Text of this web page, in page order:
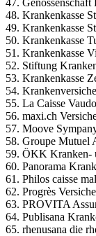
48. Krankenkasse
49. Krankenkasse
50. Krankenkasse
51. Krankenkasse
52. Stiftung
53. Krankenkasse
54.
55. La Caisse
56. maxi.ch
57. Moove
58. Groupe Mutuel
59. ÖKK Kranken-
60. Panorama
61. Philos caisse
62. Progrès
63. PROVITA
64. Publisana
65. rhenusana die